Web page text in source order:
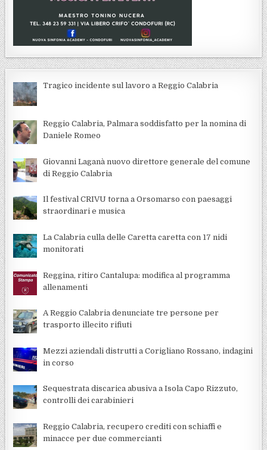
Tragico incidente sul lavoro a Reggio Calabria
Reggio Calabria, Palmara soddisfatto per la nomina di
Daniele Romeo
Giovanni Laganà nuovo direttore generale del comune
di Reggio Calabria
Il festival CRIVU torna a Orsomarso con paesaggi
straordinari e musica
La Calabria culla delle Caretta caretta con 17 nidi
monitorati
Reggina, ritiro Cantalupa: modifica al programma
allenamenti
A Reggio Calabria denunciate tre persone per
trasporto illecito rifiuti
Mezzi aziendali distrutti a Corigliano Rossano, indagini
in corso
Sequestrata discarica abusiva a Isola Capo Rizzuto,
controlli dei carabinieri
Reggio Calabria, recupero crediti con schiaffi e
minacce per due commercianti